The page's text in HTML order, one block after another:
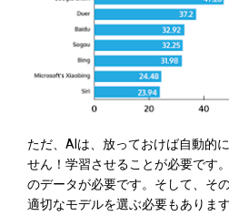
ただ、AIは、放っておけば自動的
せん！学習させることが必要です
のデータが必要です。そして、そ
適切なモデルを選ぶ必要もありま